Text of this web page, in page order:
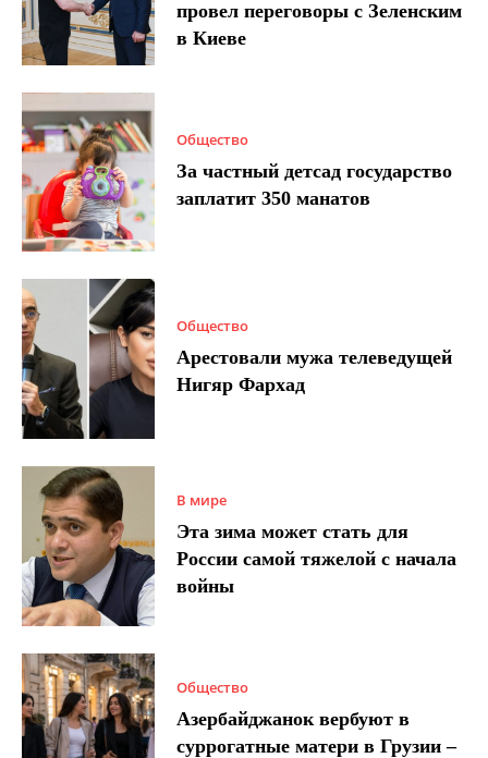
провел переговоры с Зеленским
в Киеве
Общество
За частный детсад государство
заплатит 350 манатов
Общество
Арестовали мужа телеведущей
Нигяр Фархад
В мире
Эта зима может стать для
России самой тяжелой с начала
войны
Общество
Азербайджанок вербуют в
суррогатные матери в Грузии –